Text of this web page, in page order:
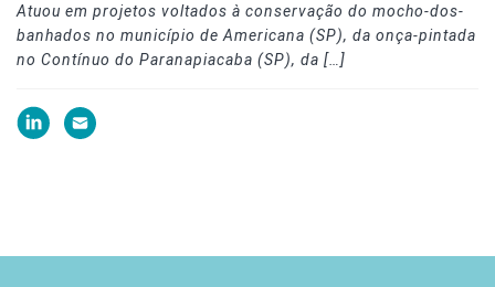
Atuou em projetos voltados à conservação do mocho-dos-
banhados no município de Americana (SP), da onça-pintada
no Contínuo do Paranapiacaba (SP), da […]